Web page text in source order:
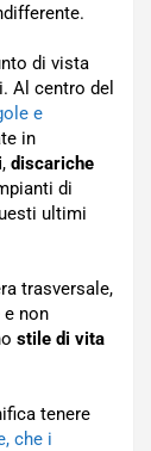
di vista
Al centro del
e
in
, discariche
di
ultimi
trasversale,
e non
stile di vita
tenere
che i